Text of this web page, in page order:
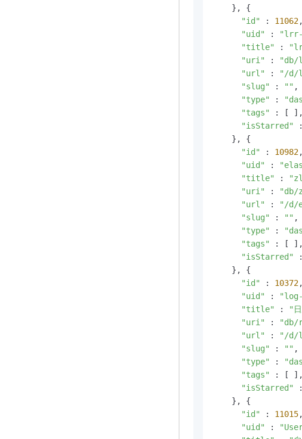
    }, {
"id"
: 11062,
"uid"
: "lrr-
"title"
:
"uri"
: "db/
"url"
: "/d/
"slug"
: "" ,
"type"
:
"tags"
: [ ],
"isStarred"
    }, {
"id"
: 10982,
"uid"
:
"title"
:
"uri"
: "db/
"url"
: "/d/
"slug"
: "" ,
"type"
:
"tags"
: [ ],
"isStarred"
    }, {
"id"
: 10372,
"uid"
:
"title"
: "
"uri"
: "db/
"url"
:
"/d/
"slug"
: "" ,
"type"
:
"tags"
: [ ],
"isStarred"
    }, {
"id"
: 11015,
"uid"
: